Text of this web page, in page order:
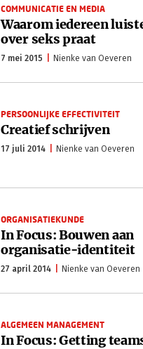
COMMUNICATIE EN MEDIA
Waarom iedereen
over seks praat
7 mei 2015 Nienke van Oeveren
PERSOONLIJKE EFFECTIVITEIT
Creatief schrijven
17 juli 2014 Nienke van Oeveren
ORGANISATIEKUNDE
In Focus: Bouwen aan
organisatie-identiteit
27 april 2014 Nienke van Oeveren
ALGEMEEN MANAGEMENT
In Focus: Getting